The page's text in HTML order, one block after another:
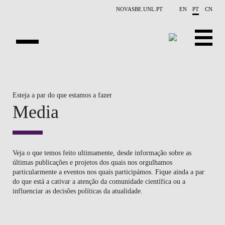
NOVASBE.UNL.PT EN PT CN
EVENTOS
CONTACTOS
APRESENTAÇÃO
PUBLICAÇÕES
Esteja a par do que estamos a fazer
Media
Veja o que temos feito ultimamente, desde informação sobre as
últimas publicações e projetos dos quais nos orgulhamos
particularmente a eventos nos quais participámos. Fique ainda a par
do que está a cativar a atenção da comunidade científica ou a
influenciar as decisões políticas da atualidade.